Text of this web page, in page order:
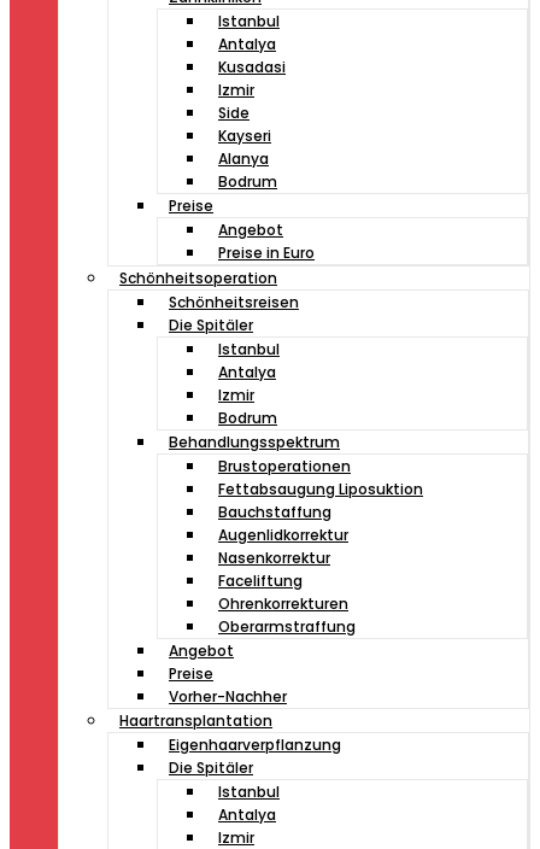
Istanbul
Antalya
Kusadasi
Izmir
Side
Kayseri
Alanya
Bodrum
Preise
Angebot
Preise in Euro
Schönheitsoperation
Schönheitsreisen
Die Spitäler
Istanbul
Antalya
Izmir
Bodrum
Behandlungsspektrum
Brustoperationen
Fettabsaugung Liposuktion
Bauchstaffung
Augenlidkorrektur
Nasenkorrektur
Faceliftung
Ohrenkorrekturen
Oberarmstraffung
Angebot
Preise
Vorher-Nachher
Haartransplantation
Eigenhaarverpflanzung
Die Spitäler
Istanbul
Antalya
Izmir